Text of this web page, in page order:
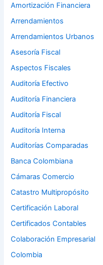
Amortización Financiera
Arrendamientos
Arrendamientos Urbanos
Asesoría Fiscal
Aspectos Fiscales
Auditoría Efectivo
Auditoría Financiera
Auditoría Fiscal
Auditoría Interna
Auditorías Comparadas
Banca Colombiana
Cámaras Comercio
Catastro Multipropósito
Certificación Laboral
Certificados Contables
Colaboración Empresarial
Colombia